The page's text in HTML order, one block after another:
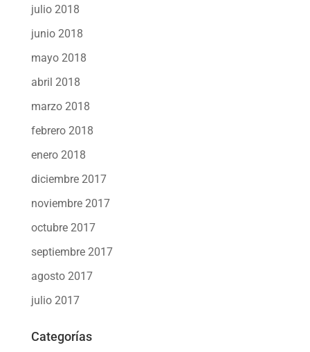
julio 2018
junio 2018
mayo 2018
abril 2018
marzo 2018
febrero 2018
enero 2018
diciembre 2017
noviembre 2017
octubre 2017
septiembre 2017
agosto 2017
julio 2017
Categorías